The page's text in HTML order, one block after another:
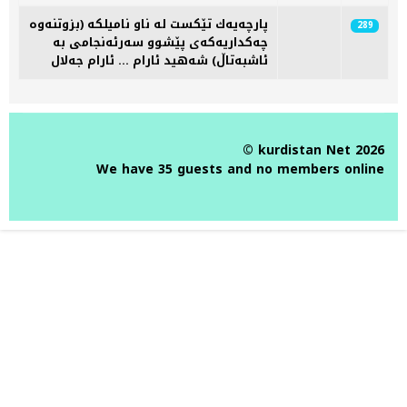
Articles
پارچه‌یه‌ك تێكست له‌ ناو نامیلكه‌ (بزوتنه‌وه‌
چه‌كداریه‌كه‌ی پێشوو سه‌رئه‌نجامی به‌
ئاشبه‌تاڵ) شه‌هید ئارام ... ئارام جەلال
289
© kurdistan Net 2026
We have 35 guests and no members online